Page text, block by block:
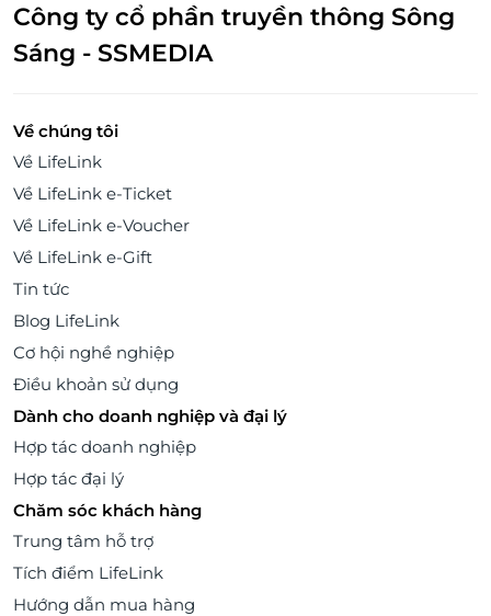
Công ty cổ phần truyền thông Sông
Sáng - SSMEDIA
Về chúng tôi
Về LifeLink
Về LifeLink e-Ticket
Về LifeLink e-Voucher
Về LifeLink e-Gift
Tin tức
Blog LifeLink
Cơ hội nghề nghiệp
Điều khoản sử dụng
Dành cho doanh nghiệp và đại lý
Hợp tác doanh nghiệp
Hợp tác đại lý
Chăm sóc khách hàng
Trung tâm hỗ trợ
Tích điểm LifeLink
Hướng dẫn mua hàng